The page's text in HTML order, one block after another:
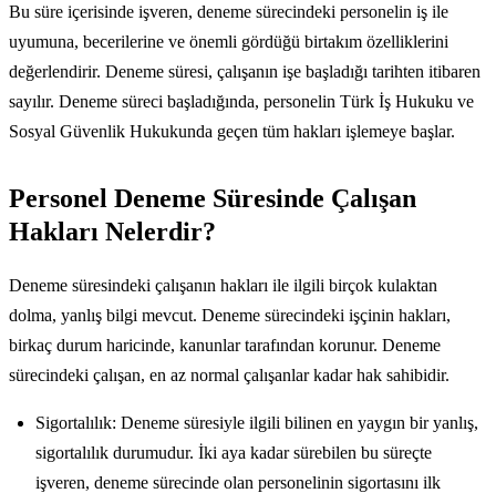
Bu süre içerisinde işveren, deneme sürecindeki personelin iş ile
uyumuna, becerilerine ve önemli gördüğü birtakım özelliklerini
değerlendirir. Deneme süresi, çalışanın işe başladığı tarihten itibaren
sayılır. Deneme süreci başladığında, personelin Türk İş Hukuku ve
Sosyal Güvenlik Hukukunda geçen tüm hakları işlemeye başlar.
Personel Deneme Süresinde Çalışan
Hakları Nelerdir?
Deneme süresindeki çalışanın hakları ile ilgili birçok kulaktan
dolma, yanlış bilgi mevcut. Deneme sürecindeki işçinin hakları,
birkaç durum haricinde, kanunlar tarafından korunur. Deneme
sürecindeki çalışan, en az normal çalışanlar kadar hak sahibidir.
Sigortalılık: Deneme süresiyle ilgili bilinen en yaygın bir yanlış,
sigortalılık durumudur. İki aya kadar sürebilen bu süreçte
işveren, deneme sürecinde olan personelinin sigortasını ilk